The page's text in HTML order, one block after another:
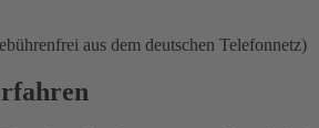
aus dem deutschen Telefonnetz)